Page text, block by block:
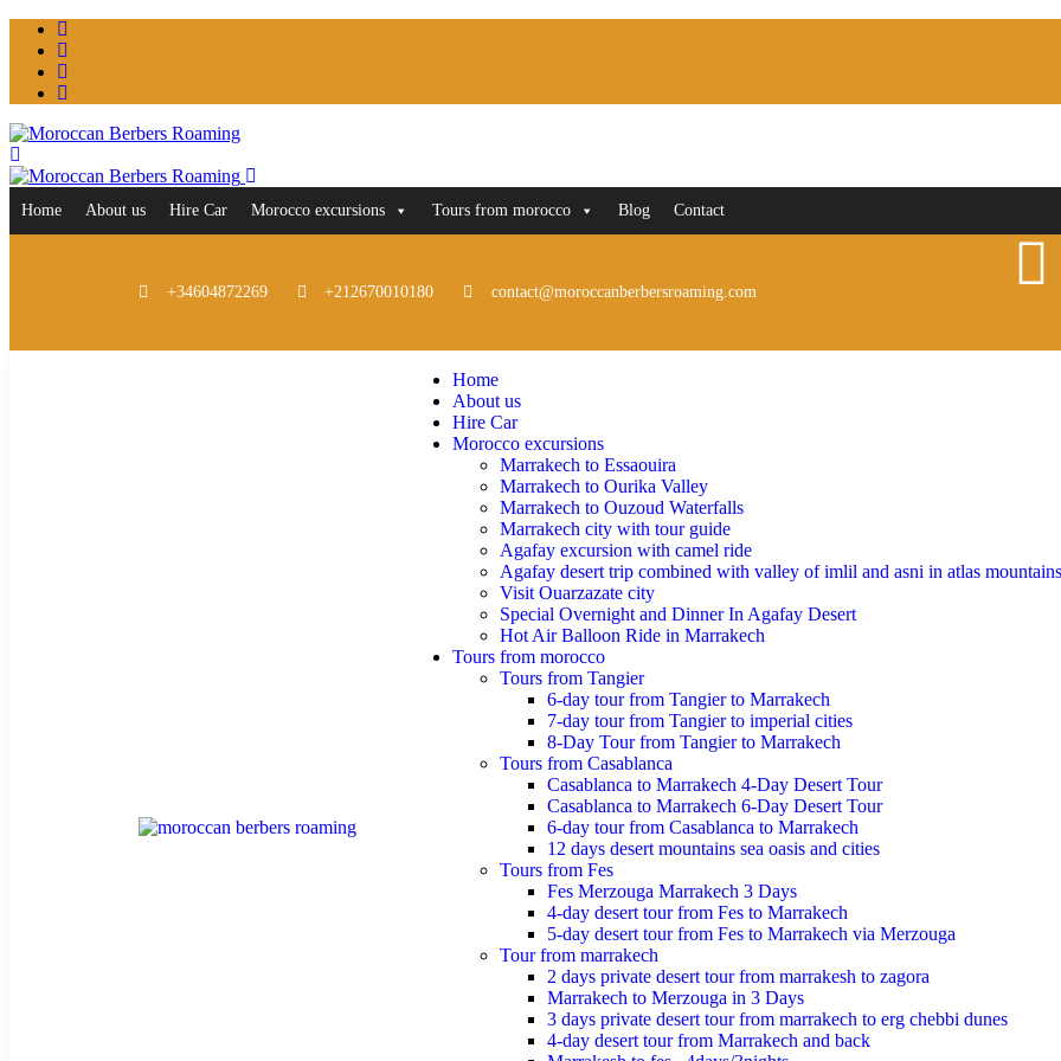
Home About us Hire Car Morocco excursions Tours from morocco Blog Contact
+34604872269 +212670010180 contact@moroccanberbersroaming.com
Home
About us
Hire Car
Morocco excursions
Marrakech to Essaouira
Marrakech to Ourika Valley
Marrakech to Ouzoud Waterfalls
Marrakech city with tour guide
Agafay excursion with camel ride
Agafay desert trip combined with valley of imlil and asni in atlas mountains
Visit Ouarzazate city
Special Overnight and Dinner In Agafay Desert
Hot Air Balloon Ride in Marrakech
Tours from morocco
Tours from Tangier
6-day tour from Tangier to Marrakech
7-day tour from Tangier to imperial cities
8-Day Tour from Tangier to Marrakech
Tours from Casablanca
Casablanca to Marrakech 4-Day Desert Tour
Casablanca to Marrakech 6-Day Desert Tour
6-day tour from Casablanca to Marrakech
12 days desert mountains sea oasis and cities
Tours from Fes
Fes Merzouga Marrakech 3 Days
4-day desert tour from Fes to Marrakech
5-day desert tour from Fes to Marrakech via Merzouga
Tour from marrakech
2 days private desert tour from marrakesh to zagora
Marrakech to Merzouga in 3 Days
3 days private desert tour from marrakech to erg chebbi dunes
4-day desert tour from Marrakech and back